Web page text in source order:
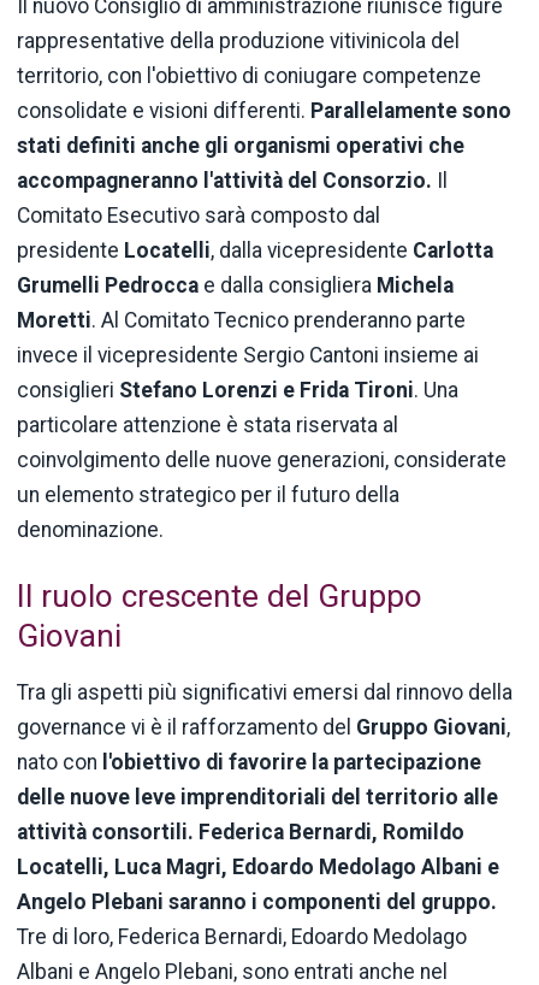
Il nuovo Consiglio di amministrazione riunisce figure
rappresentative della produzione vitivinicola del
territorio, con l'obiettivo di coniugare competenze
consolidate e visioni differenti. Parallelamente sono
stati definiti anche gli organismi operativi che
accompagneranno l'attività del Consorzio.
Comitato Esecutivo sarà composto dal
presidente Locatelli, dalla vicepresidente Carlotta
Grumelli Pedrocca e dalla consigliera Michela
Moretti. Al Comitato Tecnico prenderanno parte
invece il vicepresidente Sergio Cantoni insieme ai
consiglieri Stefano Lorenzi e Frida Tironi. Una
particolare attenzione è stata riservata al
coinvolgimento delle nuove generazioni, considerate
un elemento strategico per il futuro della
denominazione.
Il ruolo crescente del Gruppo
Giovani
Tra gli aspetti più significativi emersi dal rinnovo della
governance vi è il rafforzamento del Gruppo Giovani,
nato con l'obiettivo di favorire la partecipazione
delle nuove leve imprenditoriali del territorio alle
attività consortili. Federica Bernardi, Romildo
Locatelli, Luca Magri, Edoardo Medolago Albani e
Angelo Plebani saranno i componenti del gruppo.
Tre di loro, Federica Bernardi, Edoardo Medolago
Albani e Angelo Plebani, sono entrati anche nel